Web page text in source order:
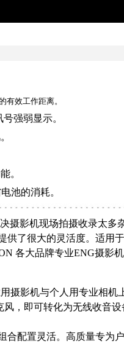
有效工作距离。
强弱显示。
。
池的消耗。
摄影机现场拍摄收录太多
供了很大的灵活度。适用于
各大品牌专业ENG摄影
摄影机与个人用专业相机
，即可转化为无线收音设
合配置灵活。高质量专为